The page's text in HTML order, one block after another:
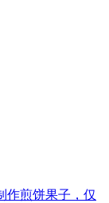
作煎饼果子，仅